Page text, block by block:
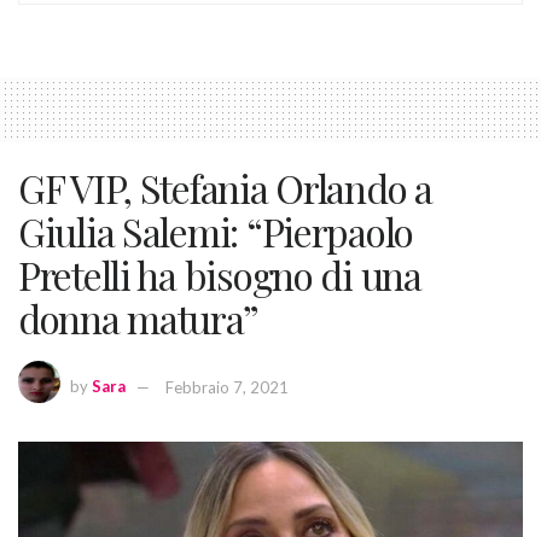
GF VIP, Stefania Orlando a
Giulia Salemi: “Pierpaolo
Pretelli ha bisogno di una
donna matura”
bySara Febbraio 7, 2021